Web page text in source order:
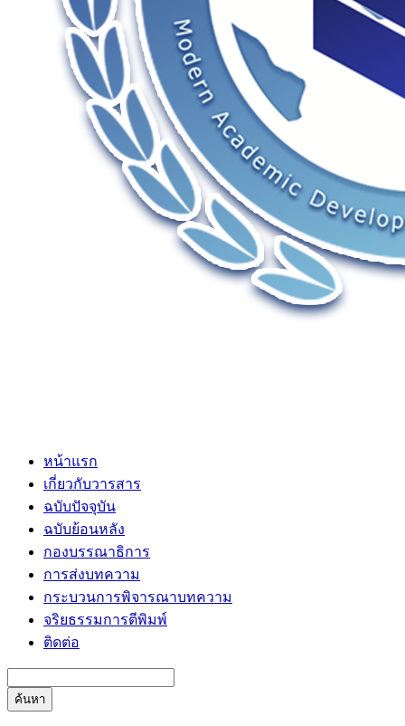
หน้าแรก
เกี่ยวกับวารสาร
ฉบับปัจจุบัน
ฉบับย้อนหลัง
กองบรรณาธิการ
การส่งบทความ
กระบวนการพิจารณาบทความ
จริยธรรมการตีพิมพ์
ติดต่อ
ค้นหา